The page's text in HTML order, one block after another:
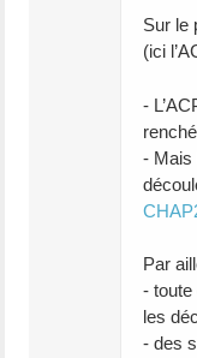
Sur le
(ici
-
- Mais
Par
- toute
les
- des